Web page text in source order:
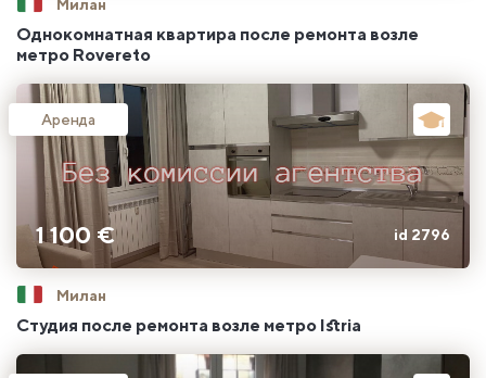
Милан
Однокомнатная квартира после ремонта возле
метро Rovereto
Аренда
1 100 € id 2796
Милан
Студия после ремонта возле метро Istria